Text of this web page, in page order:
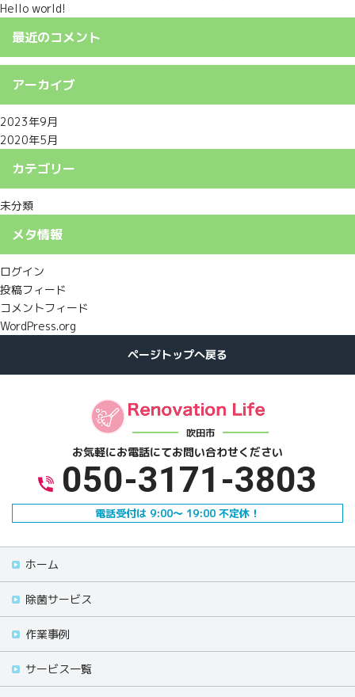
Hello world!
最近のコメント
アーカイブ
2023年9月
2020年5月
カテゴリー
未分類
メタ情報
ログイン
投稿フィード
コメントフィード
WordPress.org
吹田市
お気軽にお電話にてお問い合わせください
050-3171-3803
電話受付は 9:00～ 19:00 不定休！
ホーム
除菌サービス
作業事例
サービス一覧